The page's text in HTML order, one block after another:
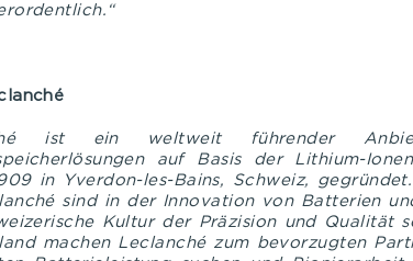
ist ein weltweit führender
auf Basis der Lithium-
in Yverdon-les-Bains, Schweiz,
sind in der Innovation von Batterien
Kultur der Präzision und Qualität
machen Leclanché zum bevorzugten